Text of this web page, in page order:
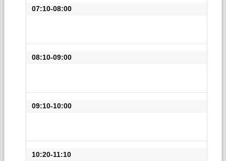
07:10-08:00
08:10-09:00
09:10-10:00
10:20-11:10